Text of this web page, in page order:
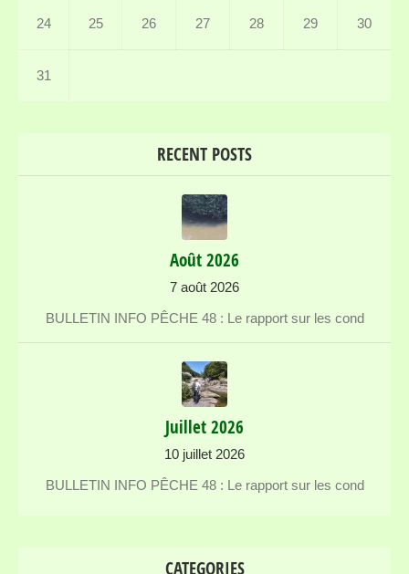
24 25 26 27 28 29 30
31
RECENT POSTS
Août 2026
7 août 2026
BULLETIN INFO PÊCHE 48 : Le rapport sur les cond
Juillet 2026
10 juillet 2026
BULLETIN INFO PÊCHE 48 : Le rapport sur les cond
CATEGORIES